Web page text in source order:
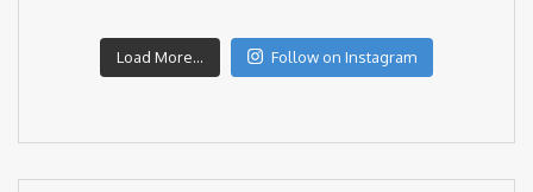
Load More... Follow on Instagram